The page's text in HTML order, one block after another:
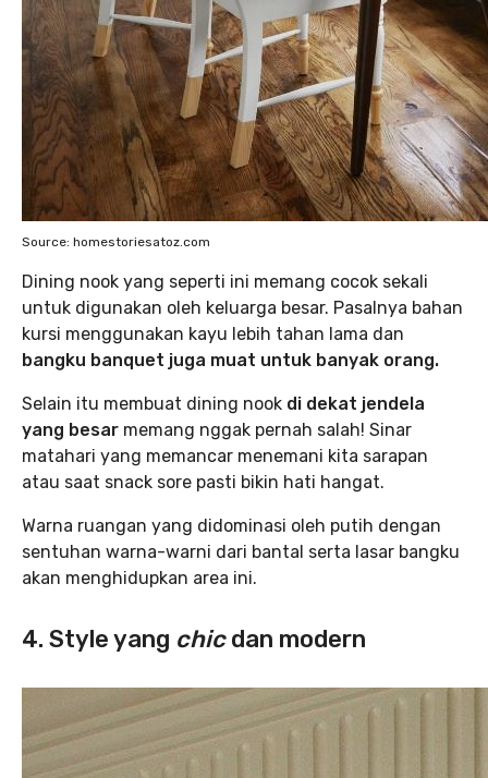
Source: homestoriesatoz.com
Dining nook yang seperti ini memang cocok sekali
untuk digunakan oleh keluarga besar. Pasalnya bahan
kursi menggunakan kayu lebih tahan lama dan
bangku banquet juga muat untuk banyak orang.
Selain itu membuat dining nook di dekat jendela
yang besar memang nggak pernah salah! Sinar
matahari yang memancar menemani kita sarapan
atau saat snack sore pasti bikin hati hangat.
Warna ruangan yang didominasi oleh putih dengan
sentuhan warna-warni dari bantal serta lasar bangku
akan menghidupkan area ini.
4. Style yang chicdan modern